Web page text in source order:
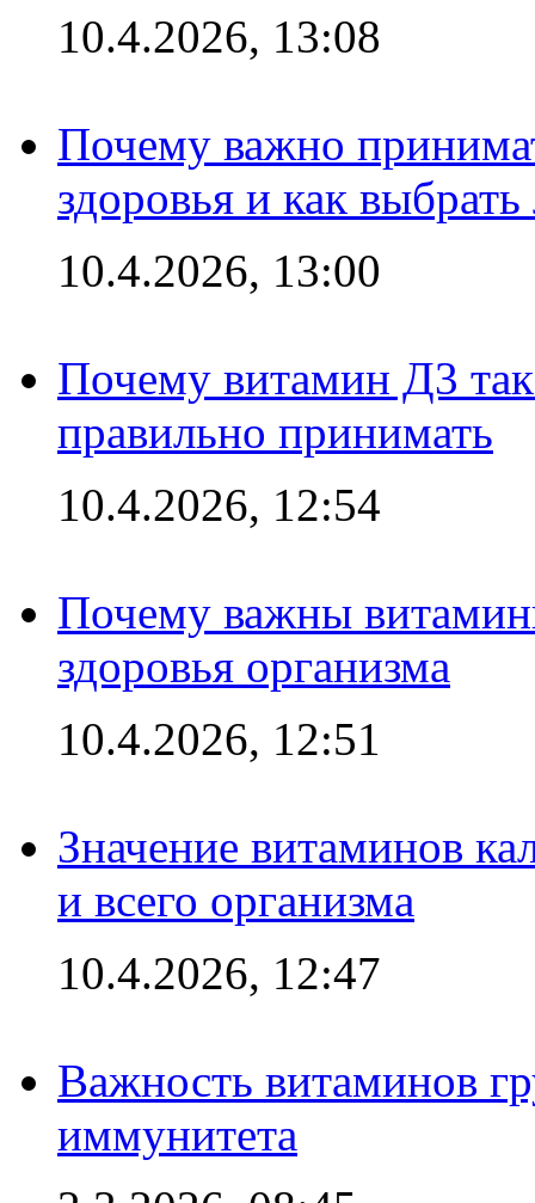
10.4.2026, 13:08
Почему важно
здоровья и как
10.4.2026, 13:00
Почему витамин Д3 так
правильно принимать
10.4.2026, 12:54
Почему важны
здоровья организма
10.4.2026, 12:51
Значение витаминов
и всего организма
10.4.2026, 12:47
Важность витаминов
иммунитета